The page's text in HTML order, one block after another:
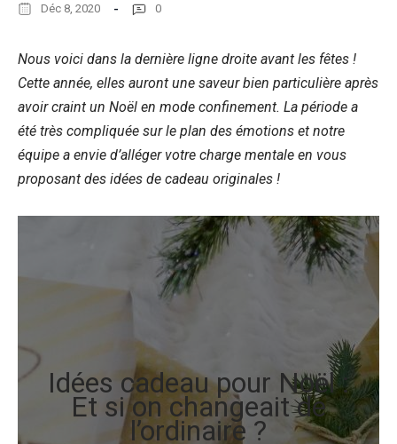
Déc 8, 2020 0
Nous voici dans la dernière ligne droite avant les fêtes !
Cette année, elles auront une saveur bien particulière après
avoir craint un Noël en mode confinement. La période a
été très compliquée sur le plan des émotions et notre
équipe a envie d’alléger votre charge mentale en vous
proposant des idées de cadeau originales !
Idées cadeau pour Noël :
Et si on changeait de
l’ordinaire ?